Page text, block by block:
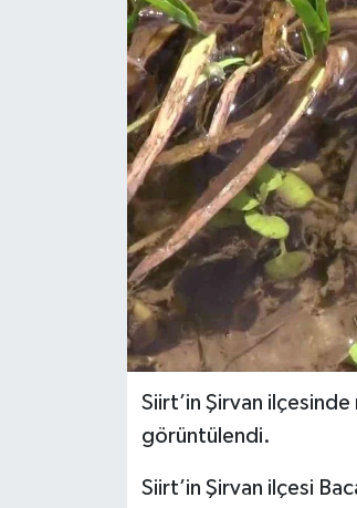
Siirt’in Şirvan
görüntülendi.
Siirt’in Şirvan ilçesi